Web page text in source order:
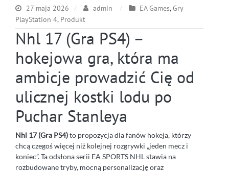
27 maja 2026 admin EA Games,Gry
PlayStation 4, Produkt
Nhl 17 (Gra PS4) –
hokejowa gra, która ma
ambicje prowadzić Cię od
ulicznej kostki lodu po
Puchar Stanleya
Nhl 17 (Gra PS4)to propozycja dla fanów hokeja, którzy
chcą czegoś więcej niż kolejnej rozgrywki „jeden mecz i
koniec”. Ta odsłona serii EA SPORTS NHL stawia na
rozbudowane tryby, mocną personalizację oraz